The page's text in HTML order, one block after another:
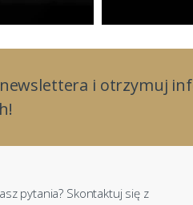
i otrzymuj
pytania? Skontaktuj się z